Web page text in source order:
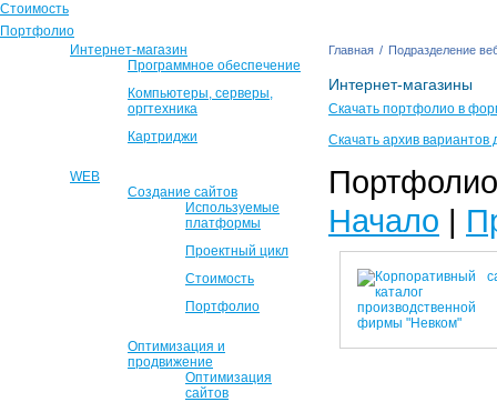
Стоимость
Портфолио
Интернет-магазин
Программное обеспечение
Компьютеры, серверы,
оргтехника
Картриджи
WEB
Создание сайтов
Используемые
платформы
Проектный цикл
Стоимость
Портфолио
Оптимизация и
продвижение
Оптимизация
сайтов
Главная / Подразделение
Интернет-магазины
Скачать портфолио в
Скачать архив вариантов
Начало |